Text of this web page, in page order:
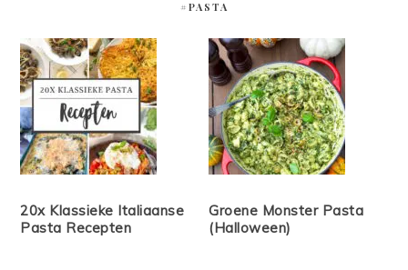
#PASTA
20x Klassieke Italiaanse
Pasta Recepten
Groene Monster Pasta
(Halloween)